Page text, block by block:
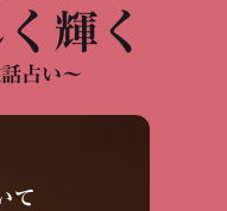
輝く
占い～
て